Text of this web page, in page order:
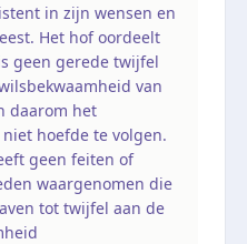
in zijn wensen en
Het hof oordeelt
geen gerede twijfel
van
daarom het
hoefde te volgen.
geen feiten of
waargenomen die
tot twijfel aan de